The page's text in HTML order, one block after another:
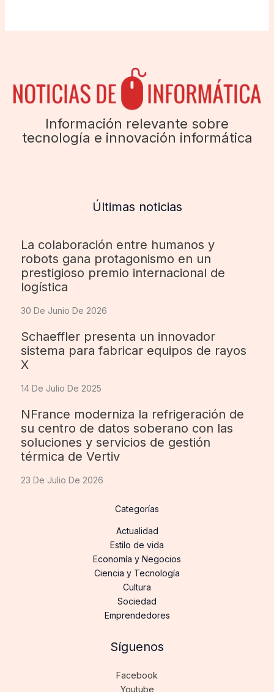
Información relevante sobre
tecnología e innovación informática
Últimas noticias
La colaboración entre humanos y
robots gana protagonismo en un
prestigioso premio internacional de
logística
30 De Junio De 2026
Schaeffler presenta un innovador
sistema para fabricar equipos de rayos
X
14 De Julio De 2025
NFrance moderniza la refrigeración de
su centro de datos soberano con las
soluciones y servicios de gestión
térmica de Vertiv
23 De Julio De 2026
Categorías
Actualidad
Estilo de vida
Economía y Negocios
Ciencia y Tecnología
Cultura
Sociedad
Emprendedores
Síguenos
Facebook
Youtube